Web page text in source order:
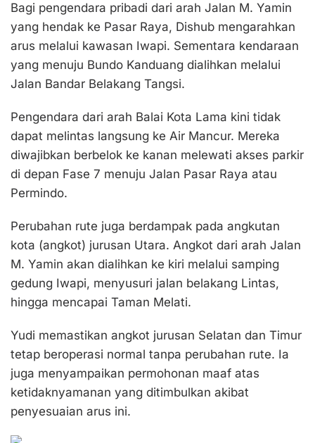
Bagi pengendara pribadi dari arah Jalan M. Yamin
yang hendak ke Pasar Raya, Dishub mengarahkan
arus melalui kawasan Iwapi. Sementara kendaraan
yang menuju Bundo Kanduang dialihkan melalui
Jalan Bandar Belakang Tangsi.
Pengendara dari arah Balai Kota Lama kini tidak
dapat melintas langsung ke Air Mancur. Mereka
diwajibkan berbelok ke kanan melewati akses parkir
di depan Fase 7 menuju Jalan Pasar Raya atau
Permindo.
Perubahan rute juga berdampak pada angkutan
kota (angkot) jurusan Utara. Angkot dari arah Jalan
M. Yamin akan dialihkan ke kiri melalui samping
gedung Iwapi, menyusuri jalan belakang Lintas,
hingga mencapai Taman Melati.
Yudi memastikan angkot jurusan Selatan dan Timur
tetap beroperasi normal tanpa perubahan rute. Ia
juga menyampaikan permohonan maaf atas
ketidaknyamanan yang ditimbulkan akibat
penyesuaian arus ini.